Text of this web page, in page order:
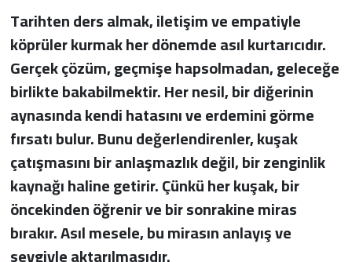
Tarihten ders almak, iletişim ve empatiyle
köprüler kurmak her dönemde asıl kurtarıcıdır.
Gerçek çözüm, geçmişe hapsolmadan, geleceğe
birlikte bakabilmektir. Her nesil, bir diğerinin
aynasında kendi hatasını ve erdemini görme
fırsatı bulur. Bunu değerlendirenler, kuşak
çatışmasını bir anlaşmazlık değil, bir zenginlik
kaynağı haline getirir. Çünkü her kuşak, bir
öncekinden öğrenir ve bir sonrakine miras
bırakır. Asıl mesele, bu mirasın anlayış ve